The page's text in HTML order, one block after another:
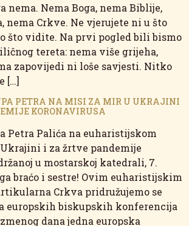
nema. Nema Boga, nema Biblije,
nema Crkve. Ne vjerujete ni u što
što vidite. Na prvi pogled bili bismo
tereta: nema više grijeha,
zapovijedi ni loše savjesti. Nitko
[…]
PETRA NA MISI ZA MIR U UKRAJINI
KORONAVIRUSA
Petra Palića na euharistijskom
i za žrtve pandemije
u mostarskoj katedrali, 7.
braćo i sestre! Ovim euharistijskim
Crkva pridružujemo se
europskih biskupskih konferencija
dana jedna europska